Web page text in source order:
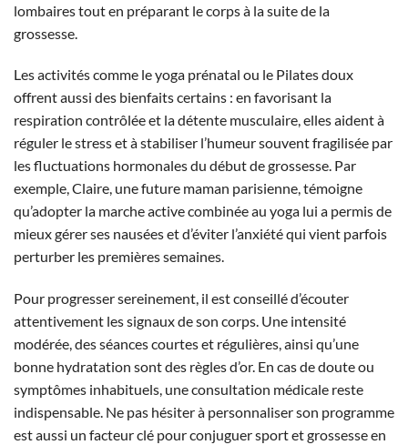
lombaires tout en préparant le corps à la suite de la
grossesse.
Les activités comme le yoga prénatal ou le Pilates doux
offrent aussi des bienfaits certains : en favorisant la
respiration contrôlée et la détente musculaire, elles aident à
réguler le stress et à stabiliser l’humeur souvent fragilisée par
les fluctuations hormonales du début de grossesse. Par
exemple, Claire, une future maman parisienne, témoigne
qu’adopter la marche active combinée au yoga lui a permis de
mieux gérer ses nausées et d’éviter l’anxiété qui vient parfois
perturber les premières semaines.
Pour progresser sereinement, il est conseillé d’écouter
attentivement les signaux de son corps. Une intensité
modérée, des séances courtes et régulières, ainsi qu’une
bonne hydratation sont des règles d’or. En cas de doute ou
symptômes inhabituels, une consultation médicale reste
indispensable. Ne pas hésiter à personnaliser son programme
est aussi un facteur clé pour conjuguer sport et grossesse en